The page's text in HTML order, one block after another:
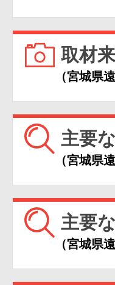
取材
（宮城県
主要
（宮城県
主要
（宮城県